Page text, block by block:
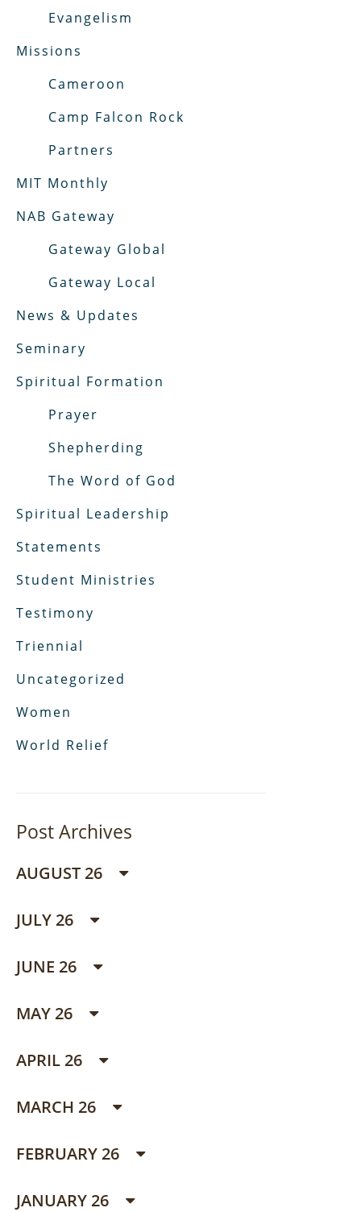
Evangelism
Missions
Cameroon
Camp Falcon Rock
Partners
MIT Monthly
NAB Gateway
Gateway Global
Gateway Local
News & Updates
Seminary
Spiritual Formation
Prayer
Shepherding
The Word of God
Spiritual Leadership
Statements
Student Ministries
Testimony
Triennial
Uncategorized
Women
World Relief
Post Archives
AUGUST 26
JULY 26
JUNE 26
MAY 26
APRIL 26
MARCH 26
FEBRUARY 26
JANUARY 26